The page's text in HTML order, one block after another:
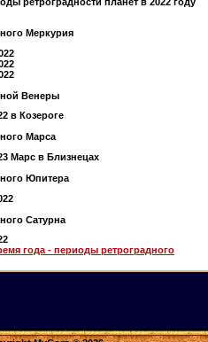
ретроградности планет в 2022 году
Меркурия
Венеры
в Козероге
Марса
Марс в Близнецах
Юпитера
Сатурна
года - периоды ретроградного